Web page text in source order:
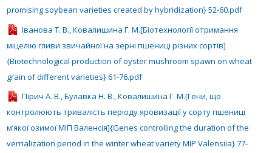
promising soybean varieties created by hybridization} 52-60.pdf
Іванова Т. В., Ковалишина Г. М.[Біотехнології отримання
міцелію гливи звичайної на зерні пшениці різних сортів]
{Biotechnological production of oyster mushroom spawn on wheat
grain of different varieties} 61-76.pdf
Пірич А. В., Булавка Н. В., Ковалишина Г. М.[Гени, що
контролюють тривалість періоду яровизації у сорту пшениці
м’якої озимої МІП Валенсія]{Genes controlling the duration of the
vernalization period in the winter wheat variety MIP Valensiia} 77-